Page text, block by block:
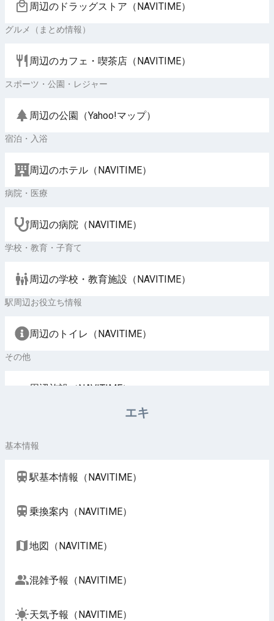
周辺のドラッグストア（NAVITIME）
グルメ（まとめ情報）
周辺のカフェ・喫茶店（NAVITIME）
スポーツ・公園・レジャー
周辺の公園（Yahoo!マップ）
宿泊・入浴
周辺のホテル（NAVITIME）
病院・医療
周辺の病院（NAVITIME）
学校・教育・子育て
周辺の学校・教育施設（NAVITIME）
駅周辺お役立ち情報
周辺のトイレ（NAVITIME）
その他
周辺施設（NAVITIME）
エキ
基本情報
駅基本情報（NAVITIME）
乗換案内（NAVITIME）
地図（NAVITIME）
混雑予報（NAVITIME）
天気予報（NAVITIME）